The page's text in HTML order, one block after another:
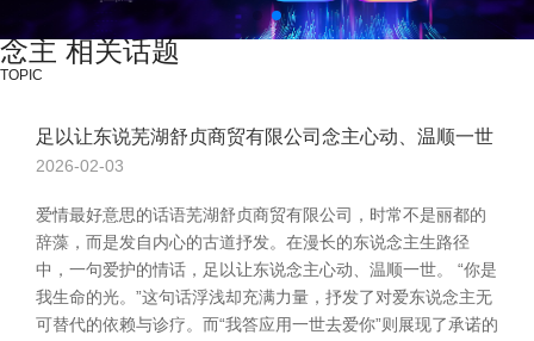
念主 相关话题
TOPIC
足以让东说芜湖舒贞商贸有限公司念主心动、温顺一世
2026-02-03
爱情最好意思的话语芜湖舒贞商贸有限公司，时常不是丽都的
辞藻，而是发自内心的古道抒发。在漫长的东说念主生路径
中，一句爱护的情话，足以让东说念主心动、温顺一世。 “你是
我生命的光。”这句话浮浅却充满力量，抒发了对爱东说念主无
可替代的依赖与诊疗。而“我答应用一世去爱你”则展现了承诺的